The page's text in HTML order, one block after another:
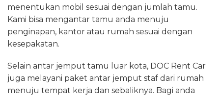
menentukan mobil sesuai dengan jumlah tamu.
Kami bisa mengantar tamu anda menuju
penginapan, kantor atau rumah sesuai dengan
kesepakatan.
Selain antar jemput tamu luar kota, DOC Rent Car
juga melayani paket antar jemput staf dari rumah
menuju tempat kerja dan sebaliknya. Bagi anda